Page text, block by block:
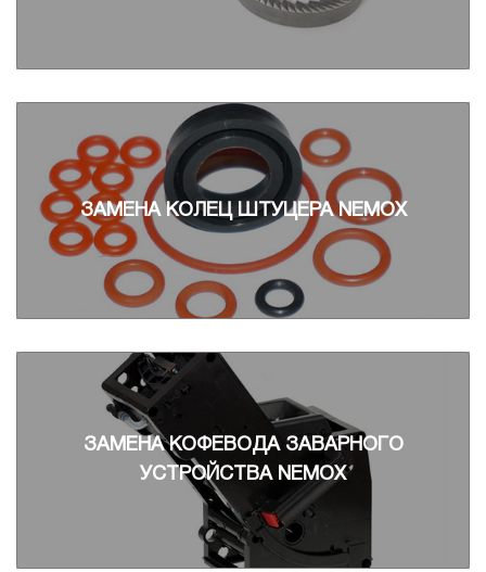
ЗАМЕНА КОЛЕЦ ШТУЦЕРА NEMOX
ЗАМЕНА КОФЕВОДА ЗАВАРНОГО
УСТРОЙСТВА NEMOX